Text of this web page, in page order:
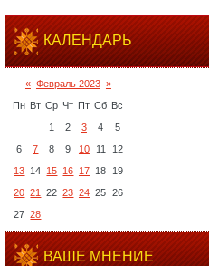
КАЛЕНДАРЬ
« Февраль 2023 »
Пн Вт Ср Чт Пт Сб Вс
1
2 3 4
5
6
7 8 9 10 11 12
13 14 15 16 17 18 19
20 21 22 23 24 25 26
27 28
ВАШЕ МНЕНИЕ